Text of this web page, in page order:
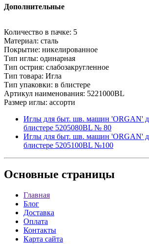
Дополнительные
Количество в пачке: 5
Материал: сталь
Покрытие: никелированное
Тип иглы: одинарная
Тип острия: слабозакругленное
Тип товара: Игла
Тип упаковки: в блистере
Артикул наименования: 5221000BL
Размер иглы: ассорти
Иглы для быт. шв. машин 'ORGAN'
блистере 5205080BL № 80
Иглы для быт. шв. машин 'ORGAN'
блистере 5205100BL №100
Основные страницы
Главная
Блог
Доставка
Оплата
Контакты
Карта сайта